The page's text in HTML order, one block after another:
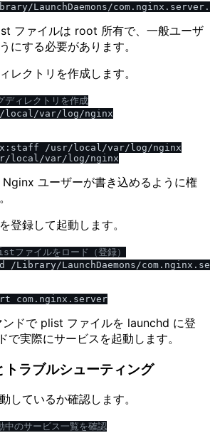
ファイルは root 所有で、一般ユーザ
にする必要があります。
レクトリを作成します。
ディレクトリを作成
var/log/nginx
Nginx ユーザーが書き込めるように権
登録して起動します。
ァイルをロード（登録）
/Library/LaunchDaemons/
ンドで plist ファイルを launchd に登
で実際にサービスを起動します。
トラブルシューティング
しているか確認します。
のサービス一覧を確認